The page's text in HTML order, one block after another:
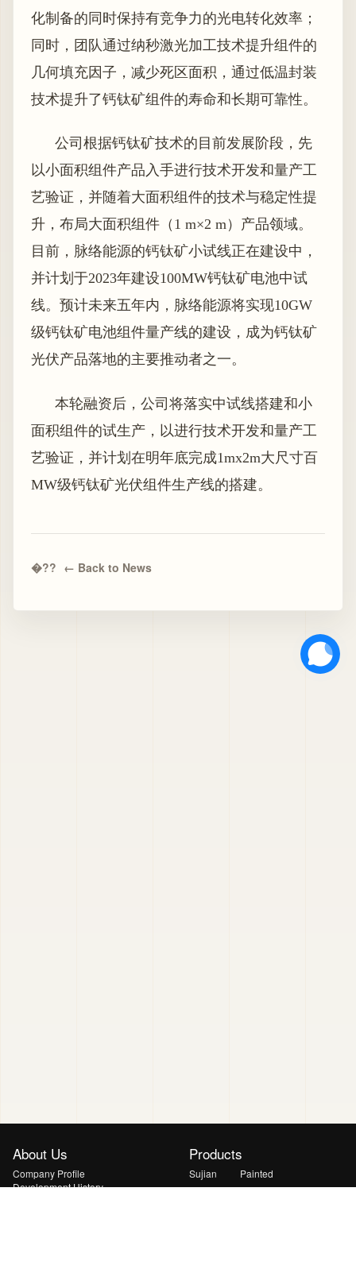
化制备的同时保持有竞争力的光电转化效率；
同时，团队通过纳秒激光加工技术提升组件的
几何填充因子，减少死区面积，通过低温封装
技术提升了钙钛矿组件的寿命和长期可靠性。
公司根据钙钛矿技术的目前发展阶段，先
以小面积组件产品入手进行技术开发和量产工
艺验证，并随着大面积组件的技术与稳定性提
升，布局大面积组件（1 m×2 m）产品领域。
目前，脉络能源的钙钛矿小试线正在建设中，
并计划于2023年建设100MW钙钛矿电池中试
线。预计未来五年内，脉络能源将实现10GW
级钙钛矿电池组件量产线的建设，成为钙钛矿
光伏产品落地的主要推动者之一。
本轮融资后，公司将落实中试线搭建和小
面积组件的试生产，以进行技术开发和量产工
艺验证，并计划在明年底完成1mx2m大尺寸百
MW级钙钛矿光伏组件生产线的搭建。
← Back to News
About Us
Company Profile
Development History
Products
Sujian
Xuanyu
Painted
Yanshan